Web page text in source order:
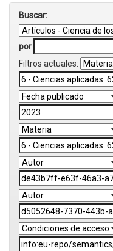
Buscar:
por
Filtros actuales: